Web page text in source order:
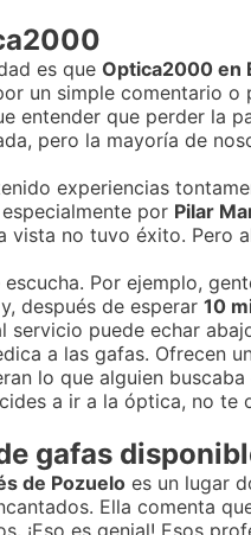
es que Optica2000 en
un simple comentario
entender que perder la
pero la mayoría de
experiencias
por Pilar
no tuvo éxito. Pero
Por ejemplo,
después de esperar 10
puede echar
a las gafas. Ofrecen
lo que alguien
a ir a la óptica, no te
gafas
de Pozuelo es un lugar
Ella comenta
¡Eso es genial! Esos